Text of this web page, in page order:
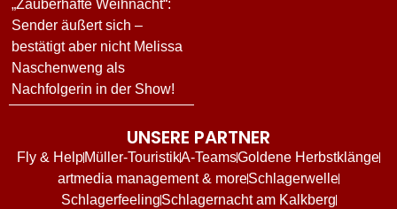
„Zauberhafte Weihnacht“:
Sender äußert sich –
bestätigt aber nicht Melissa
Naschenweng als
Nachfolgerin in der Show!
UNSERE PARTNER
Fly & HelpMüller-TouristikA-TeamsGoldene Herbstklänge
artmedia management & moreSchlagerwelle
SchlagerfeelingSchlagernacht am Kalkberg